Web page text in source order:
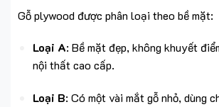
Gỗ plywood được phân loại theo bề mặt:
Loại A: Bề mặt đẹp, không khuyết
nội thất cao cấp.
Loại B: Có một vài mắt gỗ nhỏ, dùng